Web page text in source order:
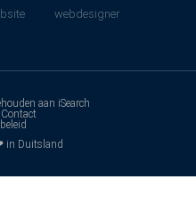
webdesigner
aan iSearch
in Duitsland